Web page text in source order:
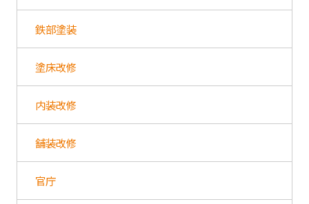
鉄部塗装
塗床改修
内装改修
舗装改修
官庁